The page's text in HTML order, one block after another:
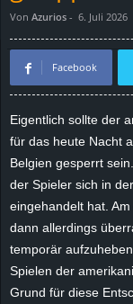
Von Azurios - 6. Juli 2026
Facebook
Eigentlich sollte der
für das heute Nacht
Belgien gesperrt
der Spieler sich in
eingehandelt hat.
dann allerdings
temporär
Spielen der
Grund für diese